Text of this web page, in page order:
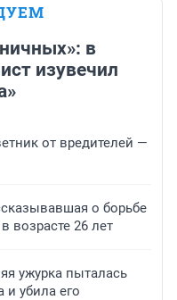
в
изувечил
от вредителей —
о борьбе
возрасте 26 лет
ужурка пыталась
и убила его